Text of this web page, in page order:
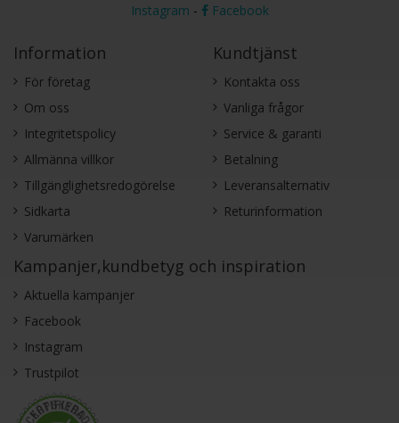
Instagram - Facebook
Information
För företag
Om oss
Integritetspolicy
Allmänna villkor
Tillgänglighetsredogörelse
Sidkarta
Varumärken
Kundtjänst
Kontakta oss
Vanliga frågor
Service & garanti
Betalning
Leveransalternativ
Returinformation
Kampanjer,kundbetyg och inspiration
Aktuella kampanjer
Facebook
Instagram
Trustpilot